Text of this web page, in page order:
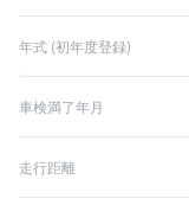
年式 (初年度登録)
車検満了年月
走行距離